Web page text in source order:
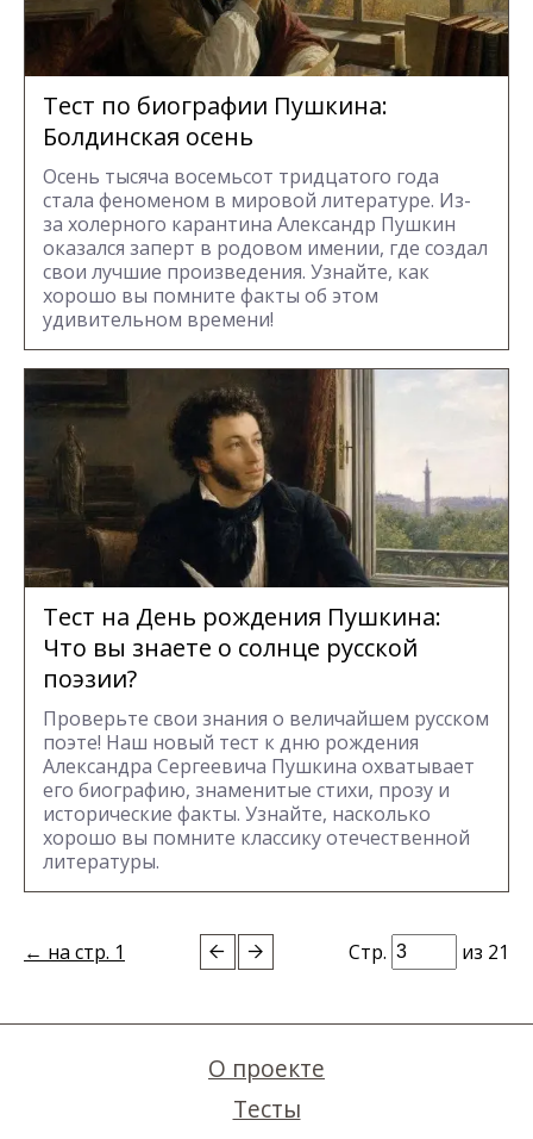
Тест по биографии Пушкина:
Болдинская осень
Осень тысяча восемьсот тридцатого года
стала феноменом в мировой литературе. Из-
за холерного карантина Александр Пушкин
оказался заперт в родовом имении, где создал
свои лучшие произведения. Узнайте, как
хорошо вы помните факты об этом
удивительном времени!
Тест на День рождения Пушкина:
Что вы знаете о солнце русской
поэзии?
Проверьте свои знания о величайшем русском
поэте! Наш новый тест к дню рождения
Александра Сергеевича Пушкина охватывает
его биографию, знаменитые стихи, прозу и
исторические факты. Узнайте, насколько
хорошо вы помните классику отечественной
литературы.
← на стр. 1 Стр. из 21
О проекте
Тесты